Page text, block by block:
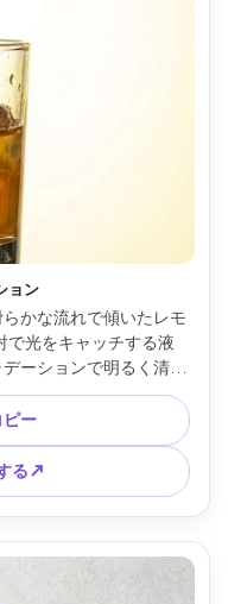
ョン
かな流れで傾いたレモ
で光をキャッチする液
ーションで明るく清潔
f/4 で撮影、商業用飲料
プな焦点 --ar 4:5
ピー
る↗